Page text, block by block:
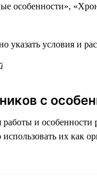
с
и
их как